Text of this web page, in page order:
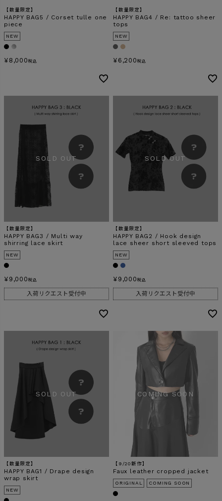
検索
【数量限定】
HAPPY BAG5 / Corset tulle one
piece
NEW
¥ 8,000 税込
【数量限定】
HAPPY BAG4 / Re: tattoo sheer
tops
NEW
¥ 6,200 税込
【数量限定】
HAPPY BAG3 / Multi way
shirring lace skirt
NEW
¥ 9,000 税込
入荷リクエスト受付中
【数量限定】
HAPPY BAG2 / Hook design
lace sheer short sleeved tops
NEW
¥ 9,000 税込
入荷リクエスト受付中
【数量限定】
HAPPY BAG1 / Drape design
wrap skirt
NEW
【9/20新作】
Faux leather cropped jacket
ORIGINAL COMING SOON